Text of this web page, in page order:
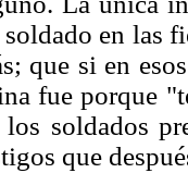
en las
que si en
fue porque
los soldados
que